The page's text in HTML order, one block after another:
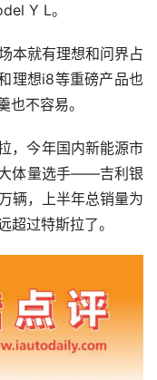
Y L。
本就有理想和问界占
理想i8等重磅产品也
不容易。
，今年国内新能源市
体量选手——吉利银
辆，上半年总销量为
过特斯拉了。